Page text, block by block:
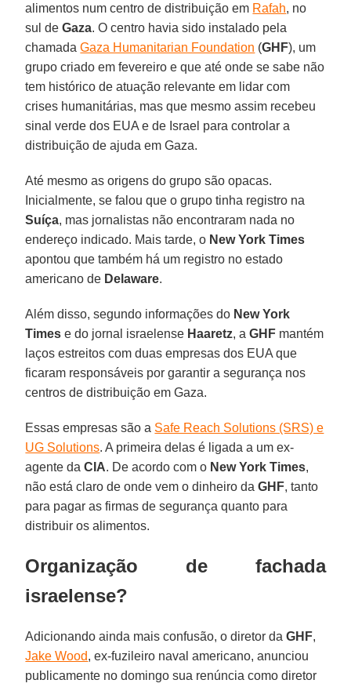
alimentos num centro de distribuição em Rafah, no
sul deGaza. O centro havia sido instalado pela
chamadaGaza Humanitarian Foundation (GHF), um
grupo criado em fevereiro e que até onde se sabe não
tem histórico de atuação relevante em lidar com
crises humanitárias, mas que mesmo assim recebeu
sinal verde dos EUA e de Israel para controlar a
distribuição de ajuda em Gaza.
Até mesmo as origens do grupo são opacas.
Inicialmente, se falou que o grupo tinha registro na
Suíça, mas jornalistas não encontraram nada no
endereço indicado. Mais tarde, o New York Times
apontou que também há um registro no estado
americano de Delaware.
Além disso, segundo informações do New York
Times e do jornal israelense Haaretz, aGHF mantém
laços estreitos com duas empresas dos EUA que
ficaram responsáveis por garantir a segurança nos
centros de distribuição em Gaza.
Essas empresas são a Safe Reach Solutions (SRS) e
UG Solutions. A primeira delas é ligada a um ex-
agente daCIA. De acordo com o New York Times,
não está claro de onde vem o dinheiro daGHF, tanto
para pagar as firmas de segurança quanto para
distribuir os alimentos.
Organização de fachada
israelense?
Adicionando ainda mais confusão, o diretor daGHF,
Jake Wood, ex-fuzileiro naval americano, anunciou
publicamente no domingo sua renúncia como diretor